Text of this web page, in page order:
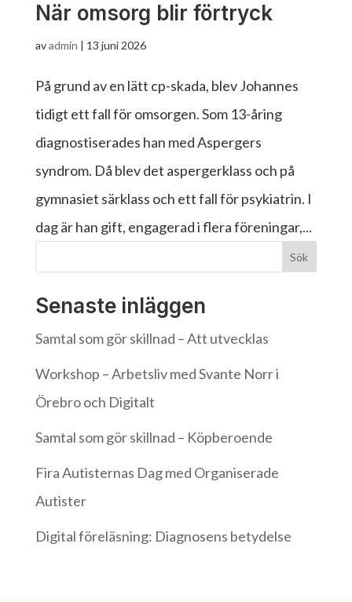
När omsorg blir förtryck
avadmin | 13 juni 2026
På grund av en lätt cp-skada, blev Johannes
tidigt ett fall för omsorgen. Som 13-åring
diagnostiserades han med Aspergers
syndrom. Då blev det aspergerklass och på
gymnasiet särklass och ett fall för psykiatrin. I
dag är han gift, engagerad i flera föreningar,...
Sök
Senaste inläggen
Samtal som gör skillnad – Att utvecklas
Workshop – Arbetsliv med Svante Norr i
Örebro och Digitalt
Samtal som gör skillnad – Köpberoende
Fira Autisternas Dag med Organiserade
Autister
Digital föreläsning: Diagnosens betydelse